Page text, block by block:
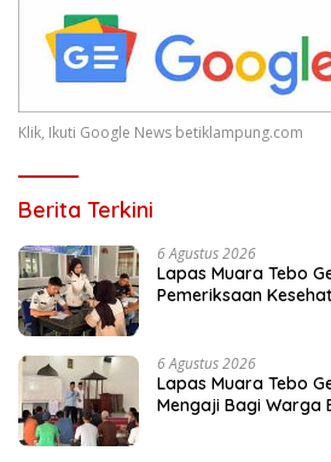
Klik, Ikuti Google News betiklampung.com
Berita Terkini
6 Agustus 2026
Lapas Muara Tebo
Pemeriksaan
6 Agustus 2026
Lapas Muara Tebo
Mengaji Bagi Warga